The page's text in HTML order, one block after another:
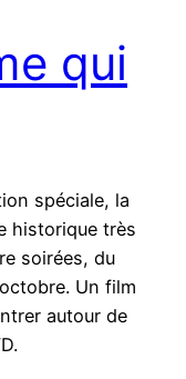
qui
spéciale, la
historique très
soirées, du
Un film
autour de